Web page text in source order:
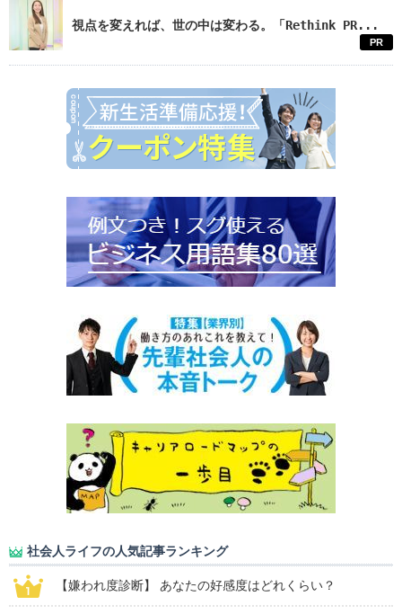
視点を変えれば、世の中は変わる。「Rethink PR...
PR
社会人ライフの人気記事ランキング
【嫌われ度診断】 あなたの好感度はどれくらい？